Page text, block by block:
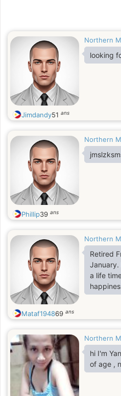
Northern
looking
Jimdandy51 ans
Northern
Phillip39 ans
Northern
Retired
January.
a life
Mataf194869 ans
Northern
hi I'm
of age ,